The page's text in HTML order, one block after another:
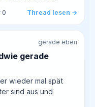
0 Thread lesen →
gerade eben
gerade
wieder mal spät
sind aus und